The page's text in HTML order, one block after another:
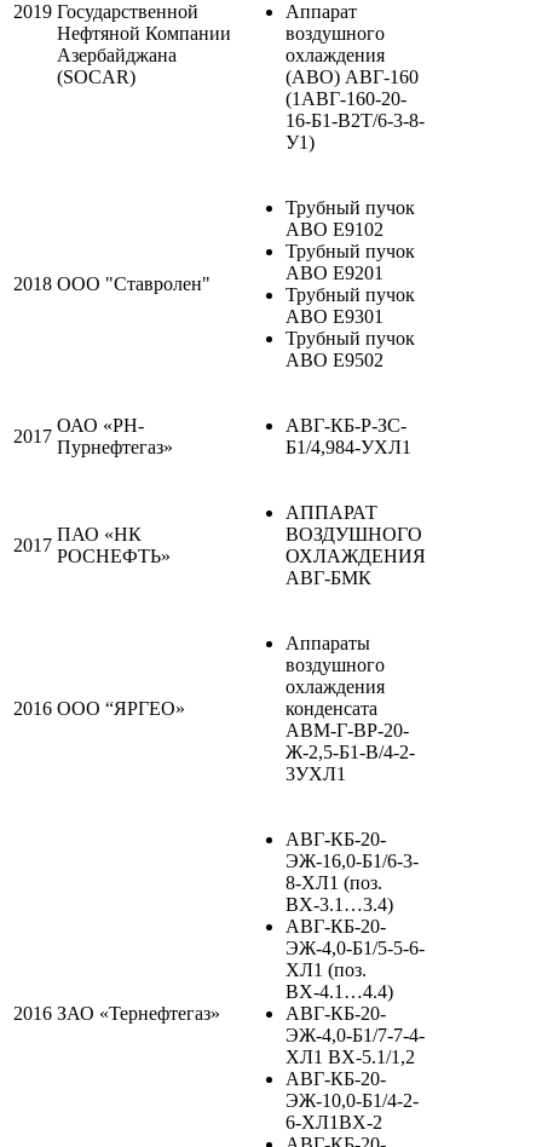
2019 Государственной
Нефтяной Компании
Азербайджана
(SOCAR)
Аппарат
воздушного
охлаждения
(АВО) АВГ-160
(1АВГ-160-20-
16-Б1-В2Т/6-3-8-
У1)
2018 ООО "Ставролен"
Трубный пучок
АВО Е9102
Трубный пучок
АВО Е9201
Трубный пучок
АВО Е9301
Трубный пучок
АВО Е9502
2017
ОАО «РН-
Пурнефтегаз»
АВГ-КБ-Р-ЗС-
Б1/4,984-УХЛ1
2017
ПАО «НК
РОСНЕФТЬ»
АППАРАТ
ВОЗДУШНОГО
ОХЛАЖДЕНИЯ
АВГ-БМК
2016 ООО “ЯРГЕО»
Аппараты
воздушного
охлаждения
конденсата
АВМ-Г-ВР-20-
Ж-2,5-Б1-В/4-2-
3УХЛ1
2016 ЗАО «Тернефтегаз»
АВГ-КБ-20-
ЭЖ-16,0-Б1/6-3-
8-ХЛ1 (поз.
ВХ-3.1…3.4)
АВГ-КБ-20-
ЭЖ-4,0-Б1/5-5-6-
ХЛ1 (поз.
ВХ-4.1…4.4)
АВГ-КБ-20-
ЭЖ-4,0-Б1/7-7-4-
ХЛ1 ВХ-5.1/1,2
АВГ-КБ-20-
ЭЖ-10,0-Б1/4-2-
6-ХЛ1ВХ-2